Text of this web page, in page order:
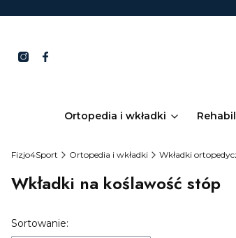
Ortopedia i wkładki
Fizjo4Sport Ortopedia i wkładki Wkładki
Wkładki na koślawość stóp
Lista produktów
Sortowanie: